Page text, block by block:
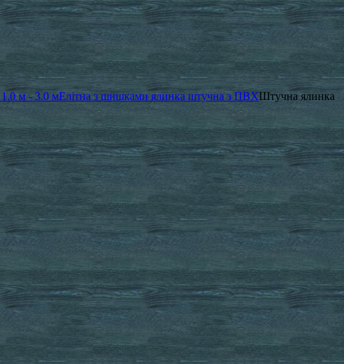
м - 3.0 мЕлітна з шишками ялинка штучна з ПВХШтучна ялинка